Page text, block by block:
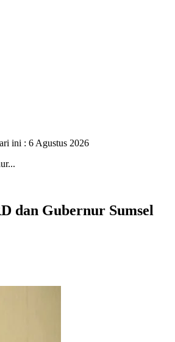
ini : 6 Agustus 2026
dan Gubernur Sumsel